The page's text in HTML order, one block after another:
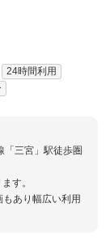
24時間利用
「三宮」駅徒歩圏
す。
あり幅広い利用